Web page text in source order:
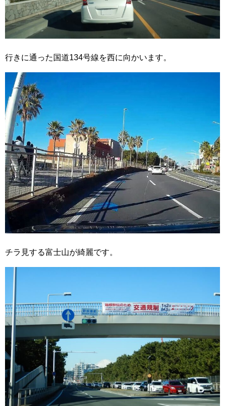
行きに通った国道134号線を西に向かいます。
チラ見する富士山が綺麗です。